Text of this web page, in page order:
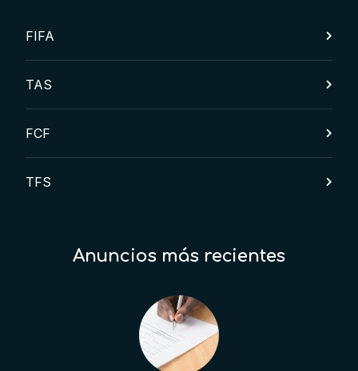
FIFA
TAS
FCF
TFS
Anuncios más recientes